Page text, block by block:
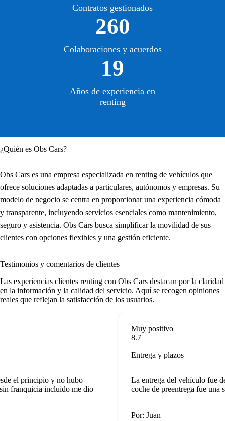
Contratos gestionados
260
Colaboraciones y acuerdos
19
Años de experiencia en
renting
¿Quién es Obs Cars?
Obs Cars es una empresa especializada en renting de vehículos que
ofrece soluciones adaptadas a particulares, autónomos y empresas. Su
modelo de negocio se centra en proporcionar una experiencia cómoda
y transparente, incluyendo servicios esenciales como mantenimiento,
seguro y asistencia. Obs Cars busca simplificar la movilidad de sus
clientes con opciones flexibles y una gestión eficiente.
Testimonios y comentarios de clientes
Las experiencias clientes renting con Obs Cars destacan por la claridad
en la información y la calidad del servicio. Aquí se recogen opiniones
reales que reflejan la satisfacción de los usuarios.
el principio y no hubo
franquicia incluido me dio
Muy positivo
8.7
Entrega y plazos
La entrega del vehículo fue
coche de preentrega fue una
Por: Juan